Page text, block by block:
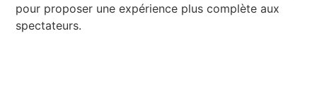
pour proposer une expérience plus complète aux
spectateurs.